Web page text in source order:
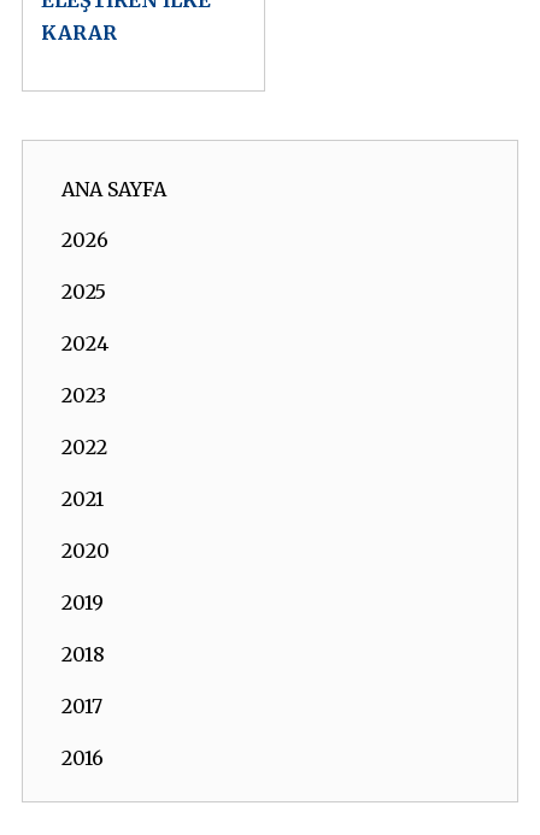
KARAR
ANA SAYFA
2026
2025
2024
2023
2022
2021
2020
2019
2018
2017
2016
2015